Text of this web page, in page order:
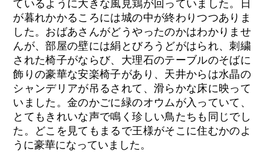
ているように大きな風見鶏が回っていました。日
が暮れかかるころには城の中が終わりつつありま
した。おばあさんがどうやったのかはわかりませ
んが、部屋の壁には絹とびろうどがはられ、刺繍
された椅子がならび、大理石のテーブルのそばに
飾りの豪華な安楽椅子があり、天井からは水晶の
シャンデリアが吊るされて、滑らかな床に映って
いました。金のかごに緑のオウムが入っていて、
とてもきれいな声で鳴く珍しい鳥たちも同じでし
た。どこを見てもまるで王様がそこに住むかのよ
うに豪華になっていました。